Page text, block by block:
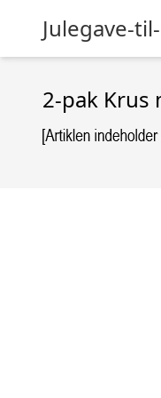
Julegave-
2-pak Krus